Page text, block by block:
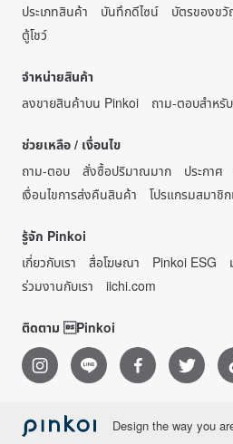
ประเภทสินค้า
บันทึกดีไซน์ บัตรของข
ตู้โชว์
จำหน่ายสินค้า
ลงขายสินค้าบน Pinkoi
ถาม-ตอบสำหรั
ช่วยเหลือ / เงื่อนไข
ถาม-ตอบ
สั่งซื้อปริมาณมาก ประกาศ
เงื่อนไขการส่งคืนสินค้า
โปรแกรมสมาชิ
รู้จัก Pinkoi
เกี่ยวกับเรา
สื่อโฆษณา Pinkoi ESG
ร่วมงานกับเรา
iichi.com
ติดตาม Pinkoi
Design the way you